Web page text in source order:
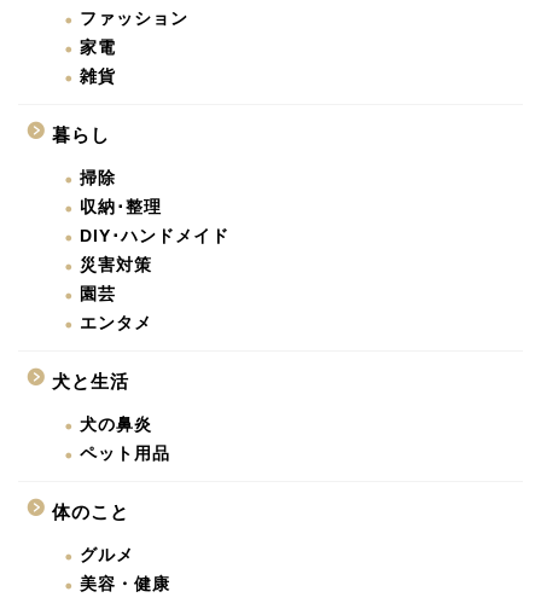
ファッション
家電
雑貨
暮らし
掃除
収納･整理
DIY･ハンドメイド
災害対策
園芸
エンタメ
犬と生活
犬の鼻炎
ペット用品
体のこと
グルメ
美容・健康